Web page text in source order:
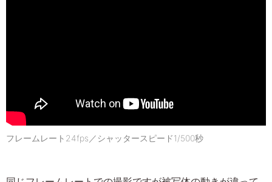
フレームレート24fps／シャッタースピード1/500秒